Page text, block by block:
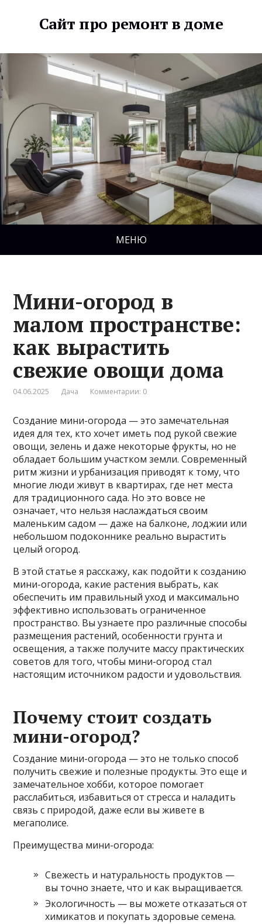
Сайт про ремонт в доме
МЕНЮ
Мини-огород в
малом пространстве:
как вырастить
свежие овощи дома
04.06.2025 Дача Комментарии: 0
Создание мини-огорода — это замечательная
идея для тех, кто хочет иметь под рукой свежие
овощи, зелень и даже некоторые фрукты, но не
обладает большим участком земли. Современный
ритм жизни и урбанизация приводят к тому, что
многие люди живут в квартирах, где нет места
для традиционного сада. Но это вовсе не
означает, что нельзя наслаждаться своим
маленьким садом — даже на балконе, лоджии или
небольшом подоконнике реально вырастить
целый огород.
В этой статье я расскажу, как подойти к созданию
мини-огорода, какие растения выбрать, как
обеспечить им правильный уход и максимально
эффективно использовать ограниченное
пространство. Вы узнаете про различные способы
размещения растений, особенности грунта и
освещения, а также получите массу практических
советов для того, чтобы мини-огород стал
настоящим источником радости и удовольствия.
Почему стоит создать
мини-огород?
Создание мини-огорода — это не только способ
получить свежие и полезные продукты. Это еще и
замечательное хобби, которое помогает
расслабиться, избавиться от стресса и наладить
связь с природой, даже если вы живете в
мегаполисе.
Преимущества мини-огорода:
Свежесть и натуральность продуктов —
вы точно знаете, что и как выращивается.
Экологичность — вы можете отказаться от
химикатов и покупать здоровые семена.